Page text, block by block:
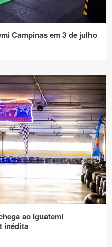
Campinas em 3 de julho
ao Iguatemi
inédita